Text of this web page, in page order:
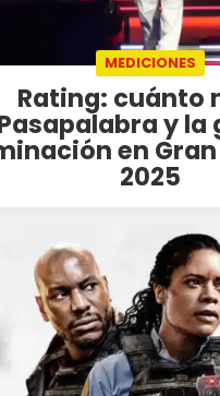
MEDICIONES
Rating: cuánto
y la
en
2025